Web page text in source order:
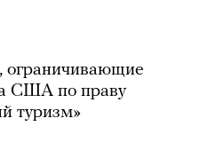
ограничивающие
США по праву
туризм»